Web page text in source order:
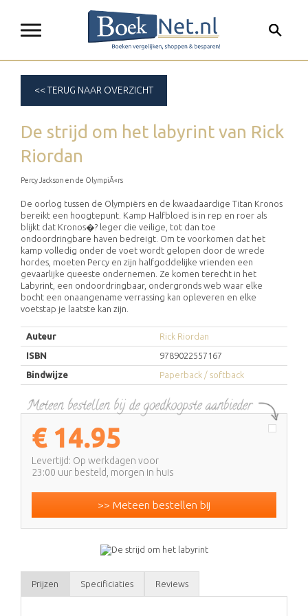
<< TERUG NAAR OVERZICHT
De strijd om het labyrint van Rick
Riordan
Percy Jackson en de OlympiÃ«rs
De oorlog tussen de Olympiërs en de kwaadaardige Titan Kronos
bereikt een hoogtepunt. Kamp Halfbloed is in rep en roer als
blijkt dat Kronos�? leger die veilige, tot dan toe
ondoordringbare haven bedreigt. Om te voorkomen dat het
kamp volledig onder de voet wordt gelopen door de wrede
hordes, moeten Percy en zijn halfgoddelijke vrienden een
gevaarlijke queeste ondernemen. Ze komen terecht in het
Labyrint, een ondoordringbaar, ondergronds web waar elke
bocht een onaangename verrassing kan opleveren en elke
voetstap je laatste kan zijn.
Auteur
Rick Riordan
ISBN
9789022557167
Bindwijze
Paperback / softback
€ 14.95
Levertijd: Op werkdagen voor
23:00 uur besteld, morgen in huis
>> Meteen bestellen bij
Prijzen Specificiaties Reviews